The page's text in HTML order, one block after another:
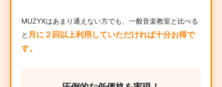
MUZYXはあまり通えない方でも、一般音楽教室と比べる
と 月に２回以上利用していただければ十分お得で
す。